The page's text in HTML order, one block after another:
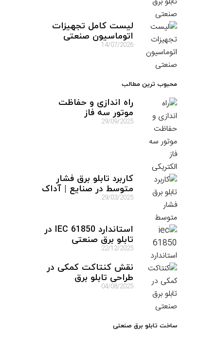
لیست کامل تجهیزات
اتوماسیون صنعتی
14/07/2026
محبوب ترین مطالب
راه اندازی و حفاظت
موتور سه فاز
29/09/2025
کاربرد تابلو برق فشار
متوسط در صنایع | آداک
29/03/2025
استاندارد IEC 61850 در
تابلو برق صنعتی
22/12/2025
نقش کنتاکت کمکی در
طراحی تابلو برق
04/08/2025
ساخت تابلو برق صنعتی